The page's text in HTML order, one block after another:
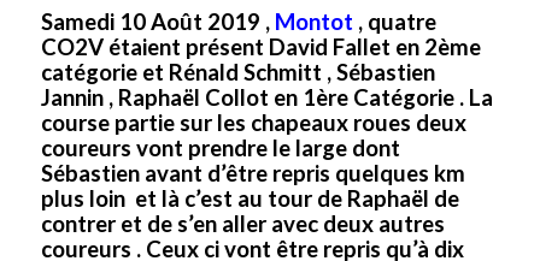
Samedi 10 Août 2019 , Montot , quatre
CO2V étaient présent David Fallet en 2ème
catégorie et Rénald Schmitt , Sébastien
Jannin , Raphaël Collot en 1ère Catégorie . La
course partie sur les chapeaux roues deux
coureurs vont prendre le large dont
Sébastien avant d’être repris quelques km
plus loin et là c’est au tour de Raphaël de
contrer et de s’en aller avec deux autres
coureurs . Ceux ci vont être repris qu’à dix